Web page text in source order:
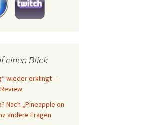
einen Blick
wieder erklingt –
Nach „Pineapple on
andere Fragen